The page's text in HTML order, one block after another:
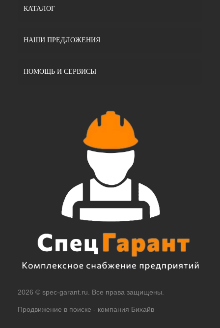
КАТАЛОГ
НАШИ ПРЕДЛОЖЕНИЯ
ПОМОЩЬ И СЕРВИСЫ
2026 © spec-garant.ru. Все права защищены.
Продвижение в поиске - компания Бихайв